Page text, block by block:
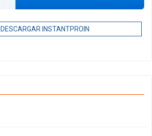
DESCARGAR INSTANTPROIN